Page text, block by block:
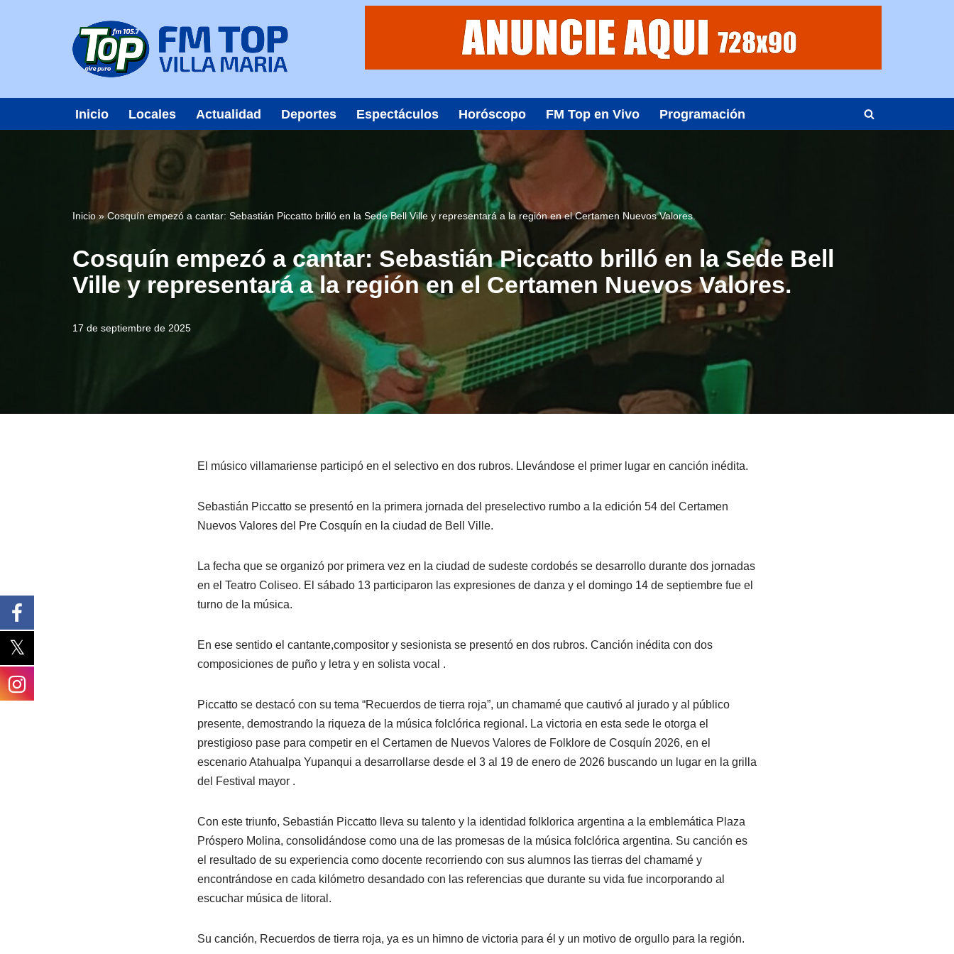
Inicio Locales Actualidad Deportes Espectáculos Horóscopo FM Top en Vivo Programación
Inicio » Cosquín empezó a cantar: Sebastián Piccatto brilló en la Sede Bell Ville y representará a la región en el Certamen Nuevos Valores.
Cosquín empezó a cantar: Sebastián Piccatto brilló en la Sede Bell
Ville y representará a la región en el Certamen Nuevos Valores.
17 de septiembre de 2025
El músico villamariense participó en el selectivo en dos rubros. Llevándose el primer lugar en canción inédita.
Sebastián Piccatto se presentó en la primera jornada del preselectivo rumbo a la edición 54 del Certamen
Nuevos Valores del Pre Cosquín en la ciudad de Bell Ville.
La fecha que se organizó por primera vez en la ciudad de sudeste cordobés se desarrollo durante dos jornadas
en el Teatro Coliseo. El sábado 13 participaron las expresiones de danza y el domingo 14 de septiembre fue el
turno de la música.
En ese sentido el cantante,compositor y sesionista se presentó en dos rubros. Canción inédita con dos
composiciones de puño y letra y en solista vocal .
Piccatto se destacó con su tema “Recuerdos de tierra roja”, un chamamé que cautivó al jurado y al público
presente, demostrando la riqueza de la música folclórica regional. La victoria en esta sede le otorga el
prestigioso pase para competir en el Certamen de Nuevos Valores de Folklore de Cosquín 2026, en el
escenario Atahualpa Yupanqui a desarrollarse desde el 3 al 19 de enero de 2026 buscando un lugar en la grilla
del Festival mayor .
Con este triunfo, Sebastián Piccatto lleva su talento y la identidad folklorica argentina a la emblemática Plaza
Próspero Molina, consolidándose como una de las promesas de la música folclórica argentina. Su canción es
el resultado de su experiencia como docente recorriendo con sus alumnos las tierras del chamamé y
encontrándose en cada kilómetro desandado con las referencias que durante su vida fue incorporando al
escuchar música de litoral.
Su canción, Recuerdos de tierra roja, ya es un himno de victoria para él y un motivo de orgullo para la región.